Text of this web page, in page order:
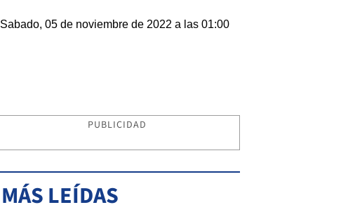
Sabado, 05 de noviembre de 2022 a las 01:00
PUBLICIDAD
MÁS LEÍDAS